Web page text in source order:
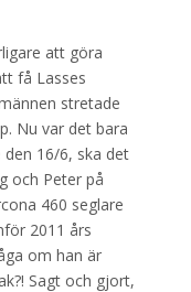
att göra
få Lasses
stretade
Nu var det bara
16/6, ska det
och Peter på
460 seglare
2011 års
om han är
Sagt och gjort,